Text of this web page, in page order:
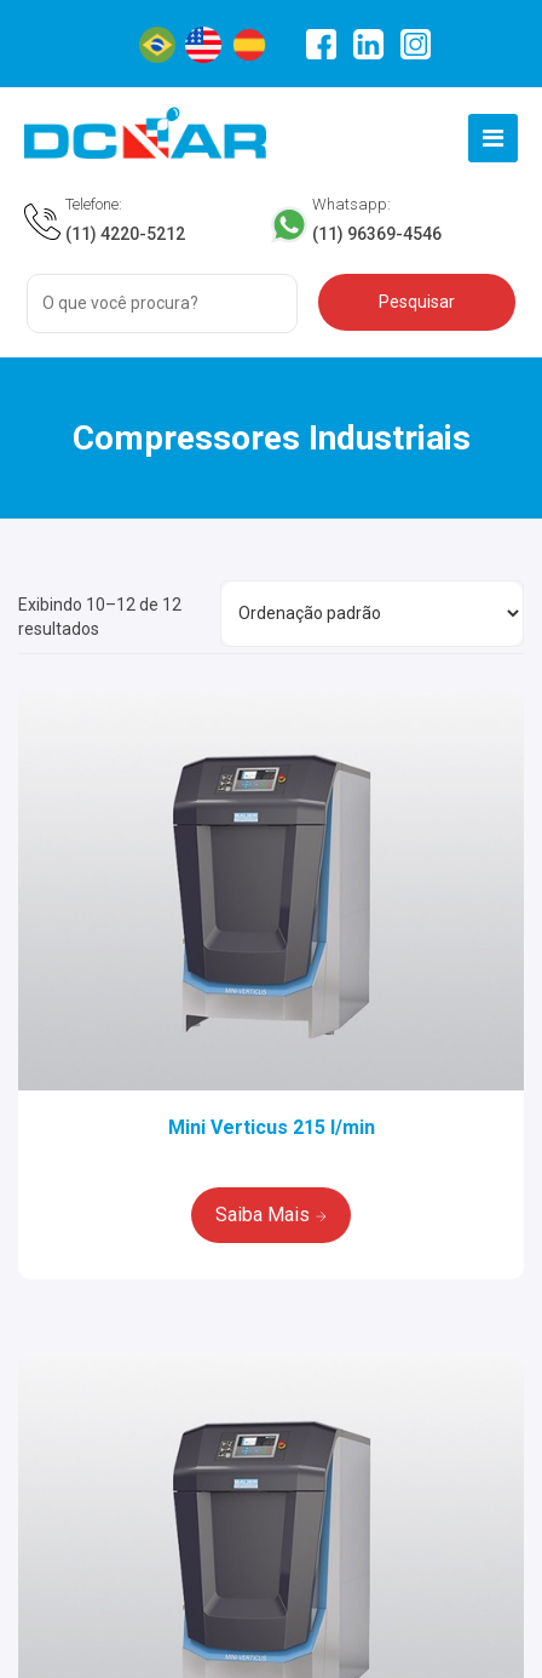
Telefone:
(11) 4220-5212
Whatsapp:
(11) 96369-4546
Compressores Industriais
Exibindo 10–12 de 12
resultados
Mini Verticus 215 l/min
Saiba Mais